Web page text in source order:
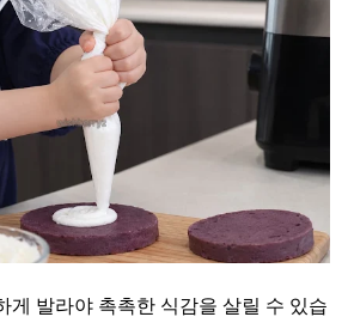
게 발라야 촉촉한 식감을 살릴 수 있습